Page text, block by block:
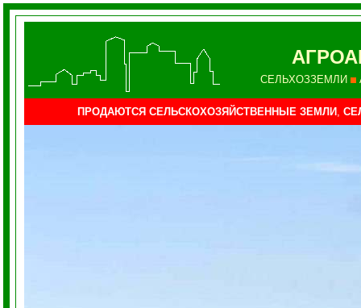
СЕЛЬХОЗЗЕМЛИ
ПРОДАЮТСЯ СЕЛЬСКОХОЗЯЙСТВЕННЫЕ ЗЕМЛИ ,